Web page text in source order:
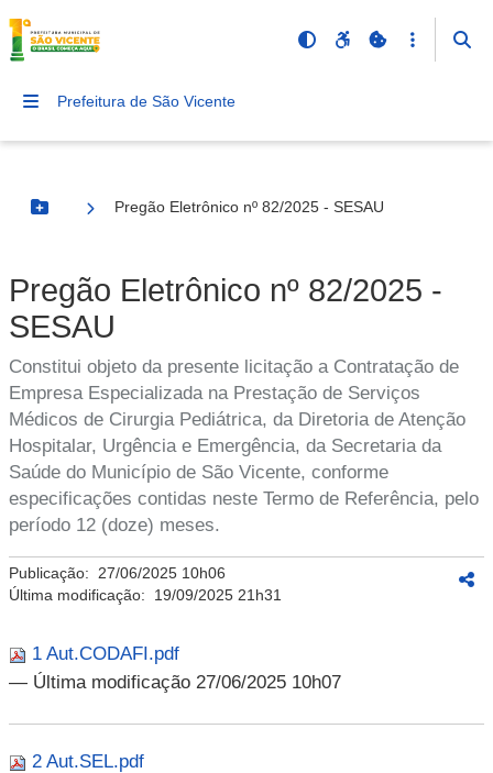
Prefeitura de São Vicente
Botão Menu
Pregão Eletrônico nº 82/2025 - SESAU
Pregão Eletrônico nº 82/2025 -
SESAU
Constitui objeto da presente licitação a Contratação de
Empresa Especializada na Prestação de Serviços
Médicos de Cirurgia Pediátrica, da Diretoria de Atenção
Hospitalar, Urgência e Emergência, da Secretaria da
Saúde do Município de São Vicente, conforme
especificações contidas neste Termo de Referência, pelo
período 12 (doze) meses.
Publicação: 27/06/2025 10h06
Última modificação: 19/09/2025 21h31
1 Aut.CODAFI.pdf
— Última modificação 27/06/2025 10h07
2 Aut.SEL.pdf